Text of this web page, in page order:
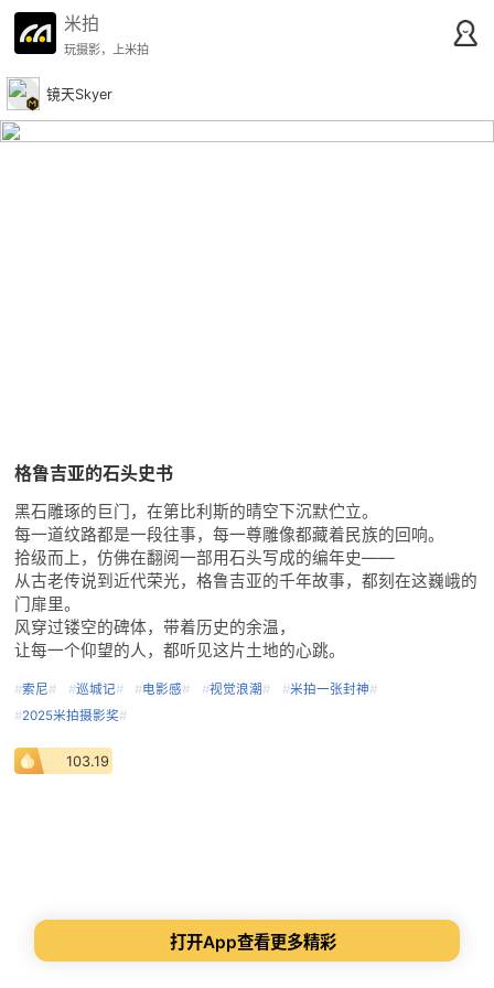
米拍
玩摄影，上米拍
镜天Skyer
格鲁吉亚的石头史书
黑石雕琢的巨门，在第比利斯的晴空下沉默伫立。
每一道纹路都是一段往事，每一尊雕像都藏着民族的回响。
拾级而上，仿佛在翻阅一部用石头写成的编年史——
从古老传说到近代荣光，格鲁吉亚的千年故事，都刻在这巍峨的
门扉里。
风穿过镂空的碑体，带着历史的余温，
让每一个仰望的人，都听见这片土地的心跳。
#索尼# #巡城记# #电影感# #视觉浪潮 # #米拍一张封神#
#2025米拍摄影奖#
103.19
打开App查看更多精彩